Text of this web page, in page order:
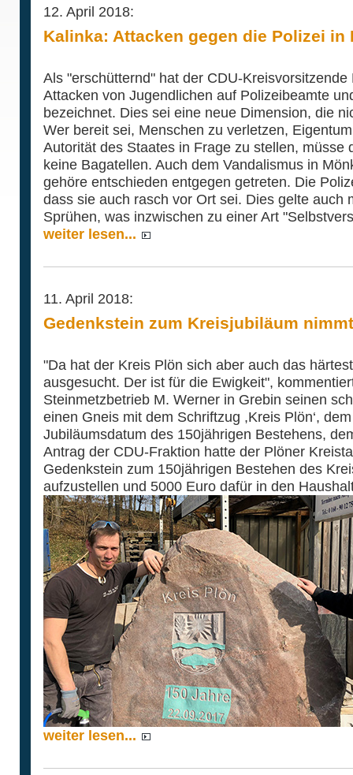
12. April 2018:
Kalinka: Attacken gegen die Polizei in
Als "erschütternd" hat der CDU-
Attacken von Jugendlichen auf Polizeibeamte
bezeichnet. Dies sei eine neue Dimension, die
Wer bereit sei, Menschen zu verletzen,
Autorität des Staates in Frage zu stellen, müsse
keine Bagatellen. Auch dem Vandalismus in
gehöre entschieden entgegen getreten. Die
dass sie auch rasch vor Ort sei. Dies gelte auch
Sprühen, was inzwischen zu einer Art
weiter lesen...
11. April 2018:
Gedenkstein zum Kreisjubiläum
"Da hat der Kreis Plön sich aber auch das
ausgesucht. Der ist für die Ewigkeit",
Steinmetzbetrieb M. Werner in Grebin seinen
einen Gneis mit dem Schriftzug ,Kreis Plön‘,
Jubiläumsdatum des 150jährigen Bestehens,
Antrag der CDU-Fraktion hatte der Plöner
Gedenkstein zum 150jährigen Bestehen des
aufzustellen und 5000 Euro dafür in den
weiter lesen...